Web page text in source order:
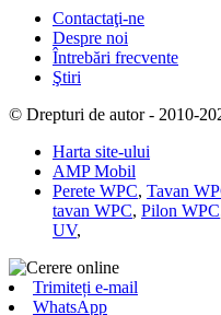
Contactaţi-ne
Despre noi
Întrebări frecvente
Ştiri
© Drepturi de autor - 2010-
Harta site-ului
AMP Mobil
Perete WPC, Tavan
tavan WPC, Pilon WPC
UV,
Trimiteți e-mail
WhatsApp